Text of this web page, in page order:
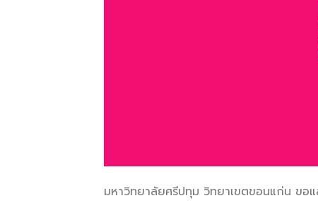
มหาวิทยาลัยศรีปทุม วิทยาเขตขอนแก่น ขอ